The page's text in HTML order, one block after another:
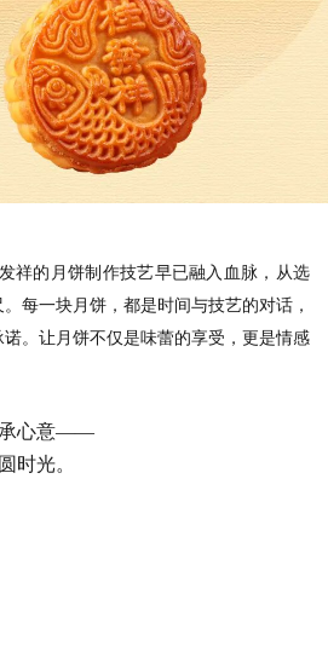
祥的月饼制作技艺早已融入血脉，从选
每一块月饼，都是时间与技艺的对话，
。让月饼不仅是味蕾的享受，更是情感
承心意——
时光。